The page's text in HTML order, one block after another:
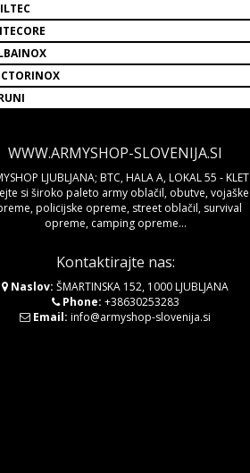
WWW.ARMYSHOP-SLOVENIJA.SI
LJUBLJANA; BTC, HALA A, LOKAL 55 - KLET
si široko paleto army oblačil, obutve, vojaške
policijske opreme, street oblačil, survival
opreme, camping opreme...
Kontaktirajte nas:
Naslov: ŠMARTINSKA 152, 1000 LJUBLJANA
Phone: +38630253283
Email: info@armyshop-slovenija.si